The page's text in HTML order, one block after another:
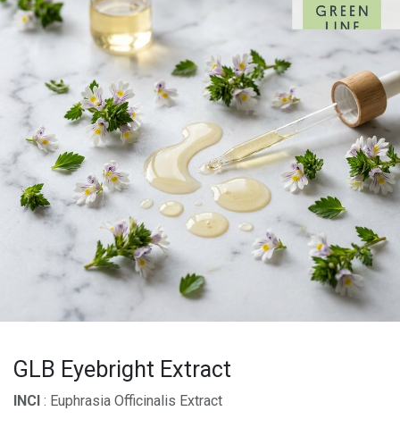
GLB Eyebright Extract
INCI : Euphrasia Officinalis Extract